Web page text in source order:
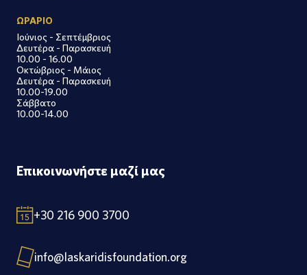
ΩΡΑΡΙΟ
Ιούνιος - Σεπτέμβριος
Δευτέρα - Παρασκευή
10.00 - 16.00
Οκτώβριος - Μάιος
Δευτέρα - Παρασκευή
10.00-19.00
Σάββατο
10.00-14.00
Επικοινωνήστε μαζί μας
+30 216 900 3700
info@laskaridisfoundation.org